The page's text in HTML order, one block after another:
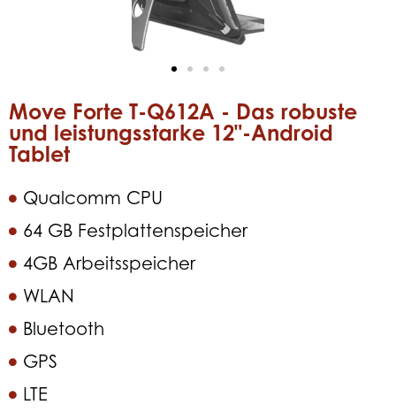
Move Forte T-Q612A - Das robuste
und leistungsstarke 12"-Android
Tablet
Qualcomm CPU
64 GB Festplattenspeicher
4GB Arbeitsspeicher
WLAN
Bluetooth
GPS
LTE